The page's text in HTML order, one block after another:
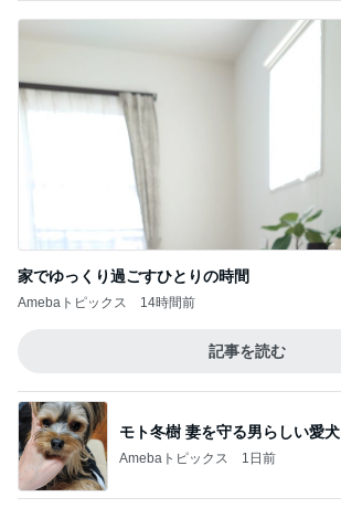
家でゆっくり過ごすひとりの時間
Amebaトピックス 14時間前
記事を読む
モト冬樹 妻を守る男らしい愛犬
Amebaトピックス 1日前